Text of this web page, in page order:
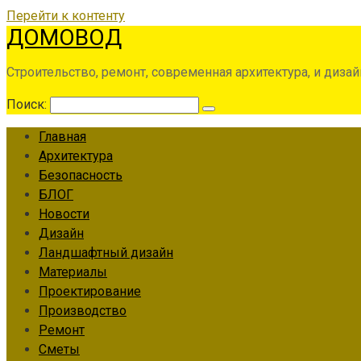
Перейти к контенту
ДОМОВОД
Строительство, ремонт, современная архитектура, и
Поиск:
Главная
Архитектура
Безопасность
БЛОГ
Новости
Дизайн
Ландшафтный дизайн
Материалы
Проектирование
Производство
Ремонт
Сметы